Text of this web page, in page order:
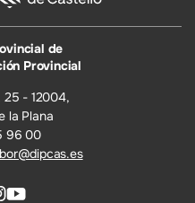
de
Provincial
25 - 12004,
la Plana
96 00